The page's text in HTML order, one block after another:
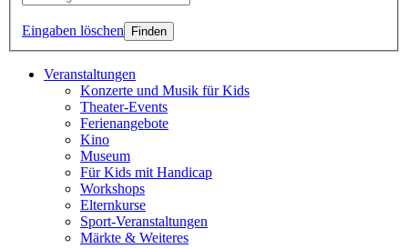
Eingaben löschen
Veranstaltungen
Konzerte und Musik für Kids
Theater-Events
Ferienangebote
Kino
Museum
Für Kids mit Handicap
Workshops
Elternkurse
Sport-Veranstaltungen
Märkte & Weiteres